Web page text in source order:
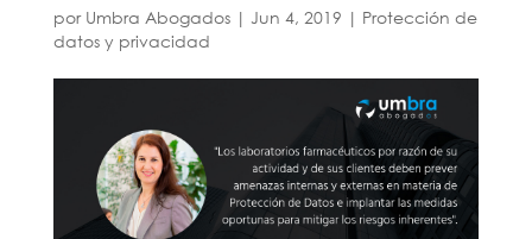
por Umbra Abogados| Jun 4, 2019 | Protección de
datos y privacidad